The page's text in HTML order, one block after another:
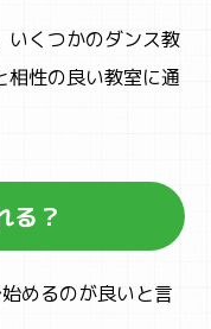
いくつかのダンス教
相性の良い教室に通
る？
めるのが良いと言